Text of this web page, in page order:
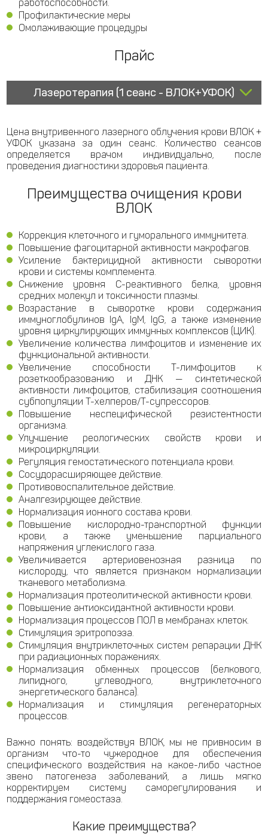
работоспособности.
Профилактические меры
Омолаживающие процедуры
Прайс
Лазеротерапия (1 сеанс - ВЛОК+УФОК)
Цена внутривенного лазерного облучения крови ВЛОК +
УФОК указана за один сеанс. Количество сеансов
определяется врачом индивидуально, после
проведения диагностики здоровья пациента.
Преимущества очищения крови
ВЛОК
Коррекция клеточного и гуморального иммунитета.
Повышение фагоцитарной активности макрофагов.
Усиление бактерицидной активности сыворотки
крови и системы комплемента.
Снижение уровня С-реактивного белка, уровня
средних молекул и токсичности плазмы.
Возрастание в сыворотке крови содержания
иммуноглобулинов IgA, IgM, IgG, а также изменение
уровня циркулирующих иммунных комплексов (ЦИК).
Увеличение количества лимфоцитов и изменение их
функциональной активности.
Увеличение способности Т-лимфоцитов к
розеткообразованию и ДНК — синтетической
активности лимфоцитов, стабилизация соотношения
субпопуляции Т-хелперов/Т-супрессоров.
Повышение неспецифической резистентности
организма.
Улучшение реологических свойств крови и
микроциркуляции.
Регуляция гемостатического потенциала крови.
Сосудорасширяющее действие.
Противовоспалительное действие.
Аналгезирующее действие.
Нормализация ионного состава крови.
Повышение кислородно-транспортной функции
крови, а также уменьшение парциального
напряжения углекислого газа.
Увеличивается артериовенозная разница по
кислороду, что является признаком нормализации
тканевого метаболизма.
Нормализация протеолитической активности крови.
Повышение антиоксидантной активности крови.
Нормализация процессов ПОЛ в мембранах клеток.
Стимуляция эритропоэза.
Стимуляция внутриклеточных систем репарации ДНК
при радиационных поражениях.
Нормализация обменных процессов (белкового,
липидного, углеводного, внутриклеточного
энергетического баланса).
Нормализация и стимуляция регенераторных
процессов.
Важно понять: воздействуя ВЛОК, мы не привносим в
организм что-то чужеродное для обеспечения
специфического воздействия на какое-либо частное
звено патогенеза заболеваний, а лишь мягко
корректируем систему саморегулирования и
поддержания гомеостаза.
Какие преимущества?